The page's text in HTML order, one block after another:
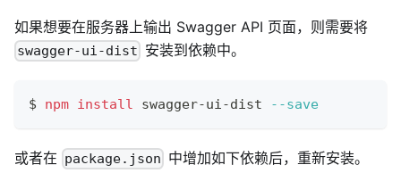
如果想要在服务器上输出 Swagger API 页面，则需要将
swagger-ui-dist 安装到依赖中。
$ npm install swagger-ui-dist --save
或者在 package.json 中增加如下依赖后，重新安装。